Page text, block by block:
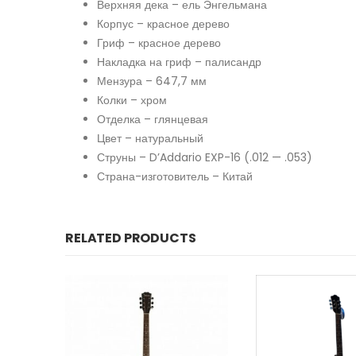
Верхняя дека – ель Энгельмана
Корпус – красное дерево
Гриф – красное дерево
Накладка на гриф – палисандр
Мензура – 647,7 мм
Колки – хром
Отделка – глянцевая
Цвет – натуральный
Струны – D’Addario EXP-16 (.012 — .053)
Страна-изготовитель – Китай
RELATED PRODUCTS